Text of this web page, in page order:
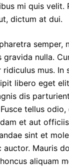
mi quis velit.
dictum at dui.
semper,
gravida nulla.
mus.
libero eget
dis
tellus
et aut
sint et
Mauris
aliquam